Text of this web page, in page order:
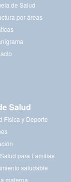
de Salud
por áreas
Salud
Física y Deporte
para Familias
saludable
materna